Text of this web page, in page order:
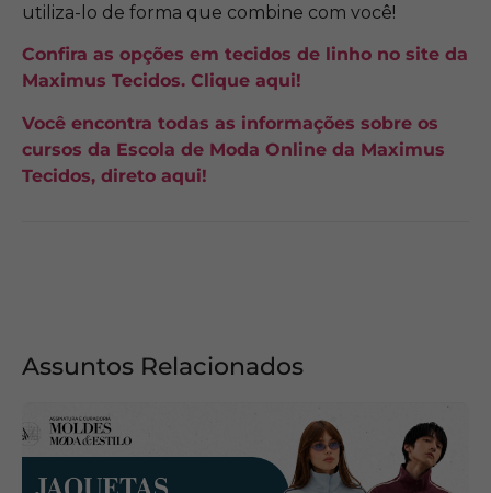
utiliza-lo de forma que combine com você!
Confira as opções em tecidos de linho no site da
Maximus Tecidos. Clique aqui!
Você encontra todas as informações sobre os
cursos da Escola de Moda Online da Maximus
Tecidos, direto aqui!
Assuntos Relacionados